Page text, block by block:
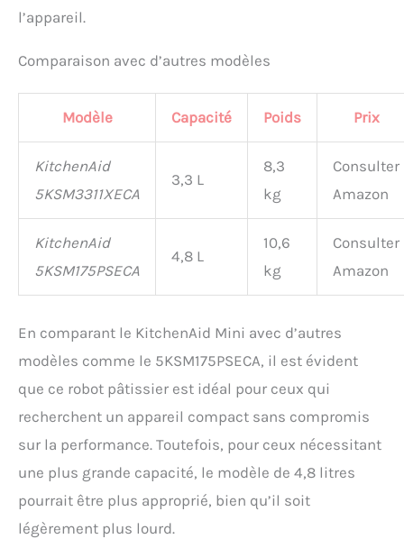
l’appareil.
Comparaison avec d’autres modèles
Modèle Capacité Poids Prix
KitchenAid
5KSM3311XECA
3,3 L
8,3
kg
Consulter
Amazon
KitchenAid
5KSM175PSECA
4,8 L
10,6
kg
Consulter
Amazon
En comparant le KitchenAid Mini avec d’autres
modèles comme le 5KSM175PSECA, il est évident
que ce robot pâtissier est idéal pour ceux qui
recherchent un appareil compact sans compromis
sur la performance. Toutefois, pour ceux nécessitant
une plus grande capacité, le modèle de 4,8 litres
pourrait être plus approprié, bien qu’il soit
légèrement plus lourd.